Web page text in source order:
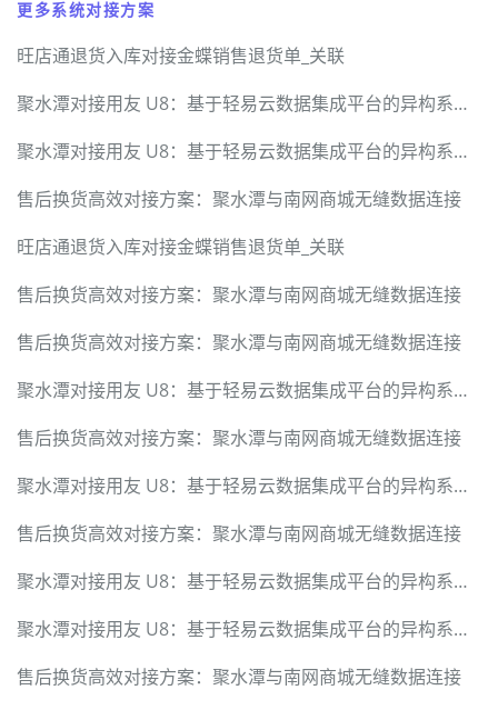
更多系统对接方案
旺店通退货入库对接金蝶销售退货单_关联
聚水潭对接用友 U8：基于轻易云数据集成平台的异构系统无缝集成技术方案
聚水潭对接用友 U8：基于轻易云数据集成平台的异构系统无缝集成技术方案
售后换货高效对接方案：聚水潭与南网商城无缝数据连接
旺店通退货入库对接金蝶销售退货单_关联
售后换货高效对接方案：聚水潭与南网商城无缝数据连接
售后换货高效对接方案：聚水潭与南网商城无缝数据连接
聚水潭对接用友 U8：基于轻易云数据集成平台的异构系统无缝集成技术方案
售后换货高效对接方案：聚水潭与南网商城无缝数据连接
聚水潭对接用友 U8：基于轻易云数据集成平台的异构系统无缝集成技术方案
售后换货高效对接方案：聚水潭与南网商城无缝数据连接
聚水潭对接用友 U8：基于轻易云数据集成平台的异构系统无缝集成技术方案
聚水潭对接用友 U8：基于轻易云数据集成平台的异构系统无缝集成技术方案
售后换货高效对接方案：聚水潭与南网商城无缝数据连接